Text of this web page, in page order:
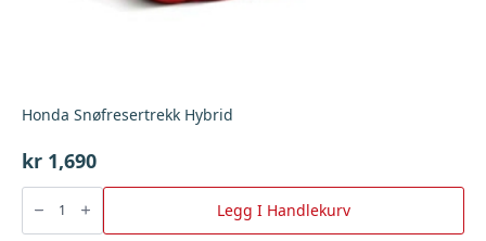
Honda Snøfresertrekk Hybrid
kr 1,690
Honda
Snøfresertrekk
Hybrid
antall
Legg I Handlekurv